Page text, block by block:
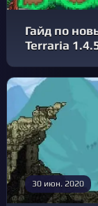
Гайд по
Terraria
30 июн. 2020